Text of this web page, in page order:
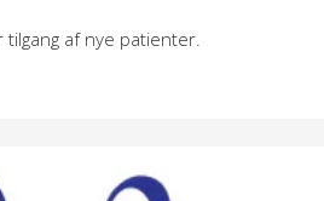
tilgang af nye patienter.